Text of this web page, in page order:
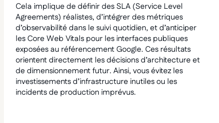
Cela implique de définir des SLA (Service Level
Agreements) réalistes, d’intégrer des métriques
d’observabilité dans le suivi quotidien, et d’anticiper
les Core Web Vitals pour les interfaces publiques
exposées au référencement Google. Ces résultats
orientent directement les décisions d’architecture et
de dimensionnement futur. Ainsi, vous évitez les
investissements d’infrastructure inutiles ou les
incidents de production imprévus.